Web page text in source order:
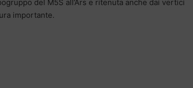
del M5S all’Ars e ritenuta anche dai vertici
importante.